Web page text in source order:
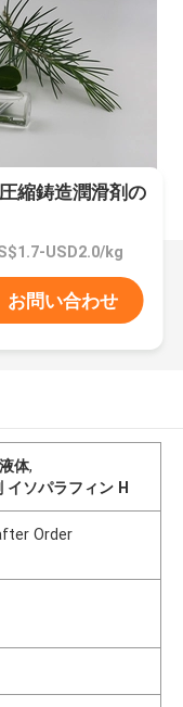
縮鋳造潤滑剤の
USD2.0/kg
お問い合わせ
体,
イソパラフィン H
Order